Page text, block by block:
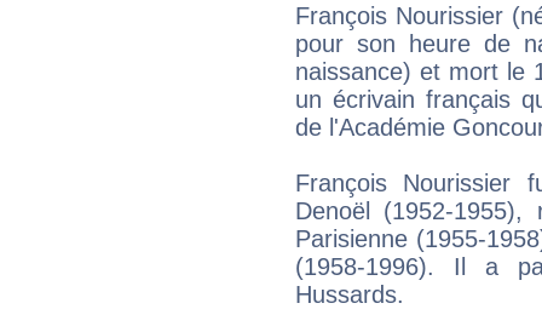
François Nourissier
pour son heure de
naissance) et mort le
un écrivain français
de l'Académie
François Nourissier
Denoël (1952-
Parisienne (1955-
(1958-1996). Il a
Hussards.